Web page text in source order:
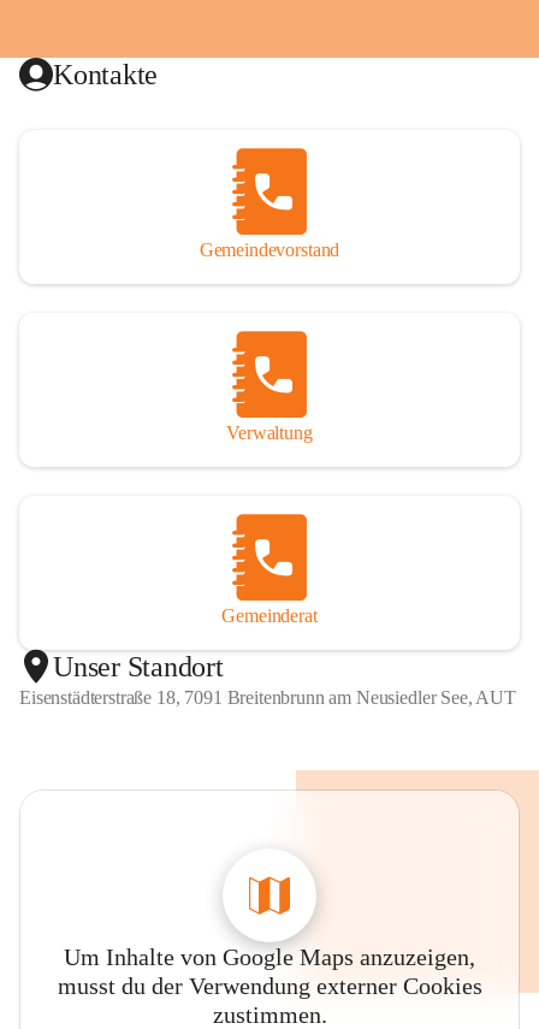
Kontakte
Gemeindevorstand
Verwaltung
Gemeinderat
Unser Standort
Eisenstädterstraße 18, 7091 Breitenbrunn am Neusiedler See, AUT
Um Inhalte von Google Maps anzuzeigen,
musst du der Verwendung externer Cookies
zustimmen.